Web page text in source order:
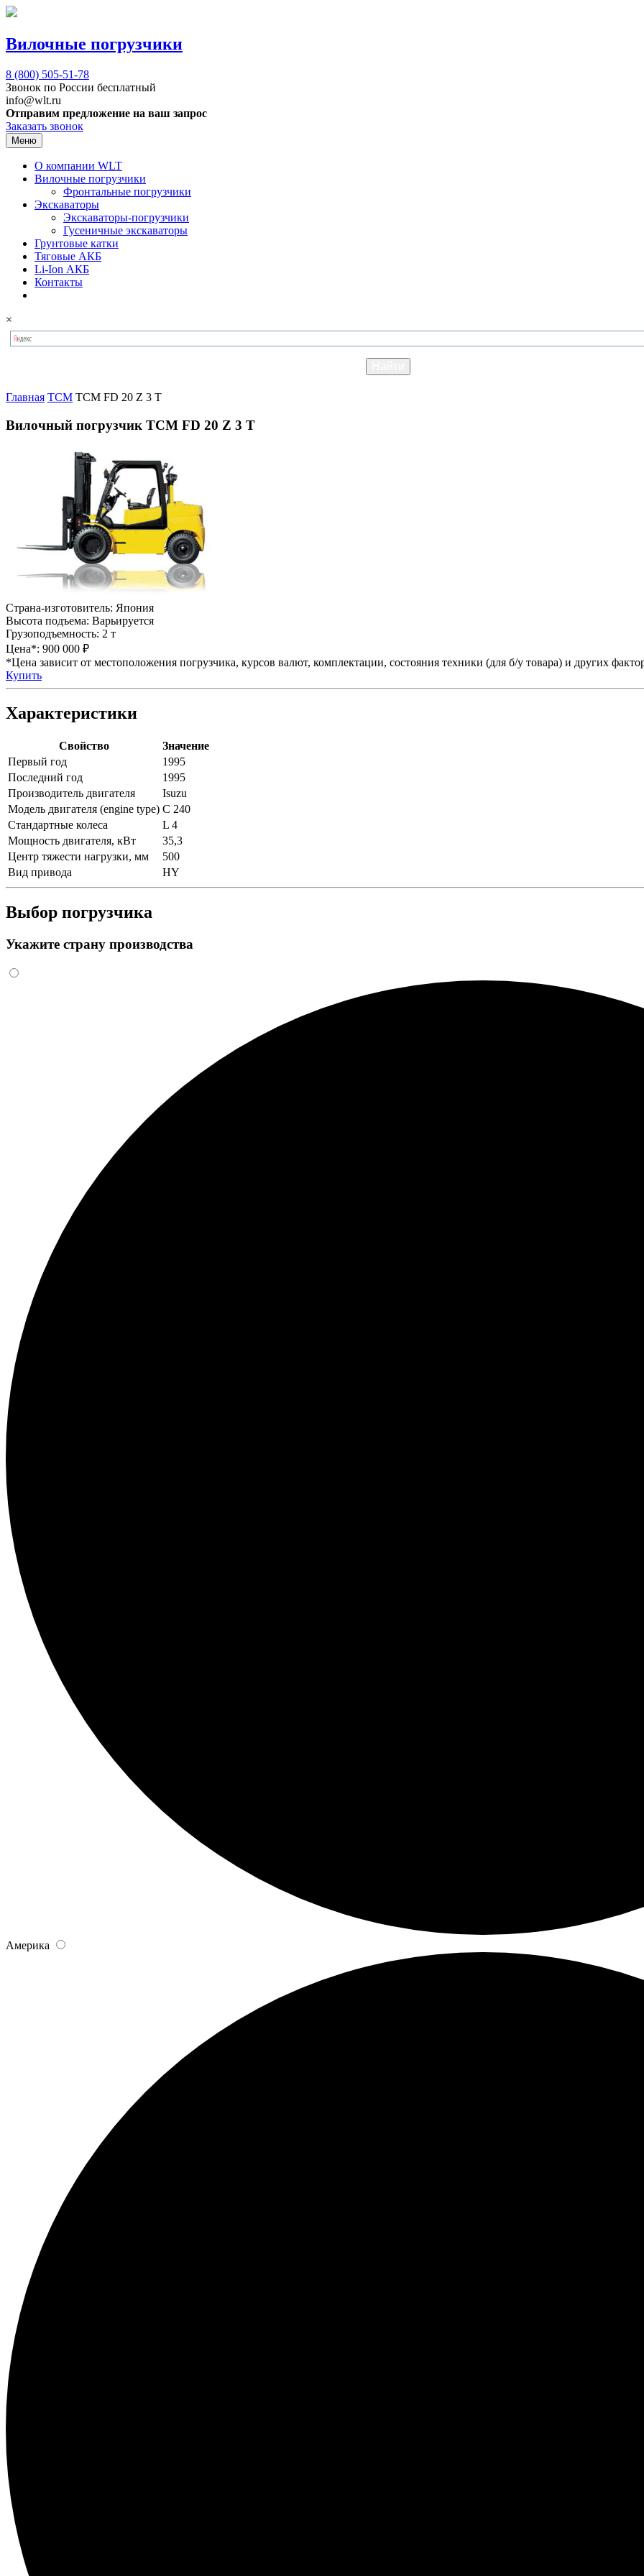
Вилочные погрузчики
8 (800) 505-51-78
Звонок по России бесплатный
info@wlt.ru
Отправим предложение на ваш запрос
Заказать звонок
Меню
О компании WLT
Вилочные погрузчики
Фронтальные погрузчики
Экскаваторы
Экскаваторы-погрузчики
Гусеничные экскаваторы
Грунтовые катки
Тяговые АКБ
Li-Ion АКБ
Контакты
×
Главная TCM TCM FD 20 Z 3 T
Вилочный погрузчик TCM FD 20 Z 3 T
Страна-изготовитель: Япония
Высота подъема: Варьируется
Грузоподъемность: 2 т
Цена*: 900 000 ₽
*Цена зависит от местоположения погрузчика, курсов валют, комплектации, состояния техники (для б/у товара) и других
Купить
Характеристики
Свойство
Значение
Первый год
1995
Последний год
1995
Производитель двигателя
Isuzu
Модель двигателя (engine type) C 240
Стандартные колеса
L 4
Мощность двигателя, кВт
35,3
Центр тяжести нагрузки, мм
500
Вид привода
HY
Выбор погрузчика
Укажите страну производства
Америка